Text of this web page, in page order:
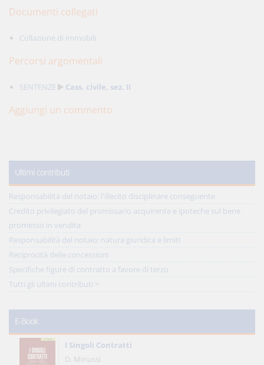
Documenti collegati
Collazione di immobili
Percorsi argomentali
SENTENZE Cass. civile, sez. II
Aggiungi un commento
Ultimi contributi
Responsabilità del notaio: l'illecito disciplinare conseguente
Credito privilegiato del promissario acquirente e ipoteche sul bene
promesso in vendita
Responsabilità del notaio: natura giuridica e limiti
Reciprocità delle concessioni
Specifiche figure di contratto a favore di terzo
Tutti gli ultimi contributi >
E-Book
I Singoli Contratti
D. Minussi